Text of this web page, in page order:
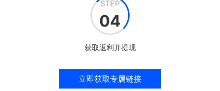
STEP
04
获取返利并提现
立即获取专属链接